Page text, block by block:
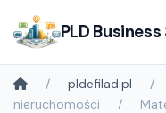
PLD
pldefilad.pl
nieruchomości